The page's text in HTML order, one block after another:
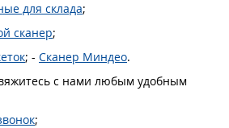
для склада;
сканер;
; - Сканер Миндео.
с нами любым удобным
;